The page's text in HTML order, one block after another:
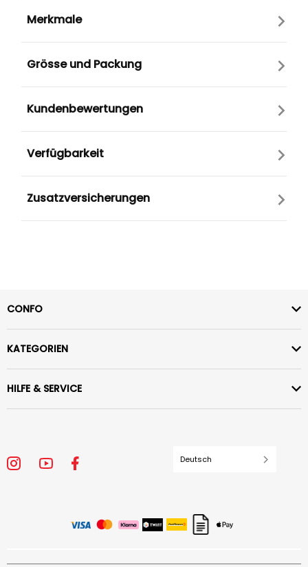
Merkmale
Grösse und Packung
Kundenbewertungen
Verfügbarkeit
Zusatzversicherungen
CONFO
KATEGORIEN
HILFE & SERVICE
Deutsch